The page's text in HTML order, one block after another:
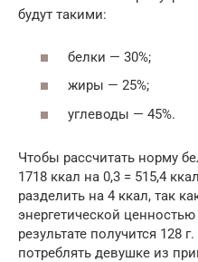
будут такими:
белки — 30%;
жиры — 25%;
углеводы — 45%.
Чтобы рассчитать норму
1718 ккал на 0,3 = 515,4
разделить на 4 ккал, так
энергетической
результате получится 128
потреблять девушке из